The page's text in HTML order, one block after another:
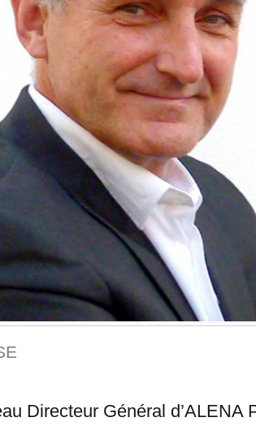
Directeur Général d’ALENA